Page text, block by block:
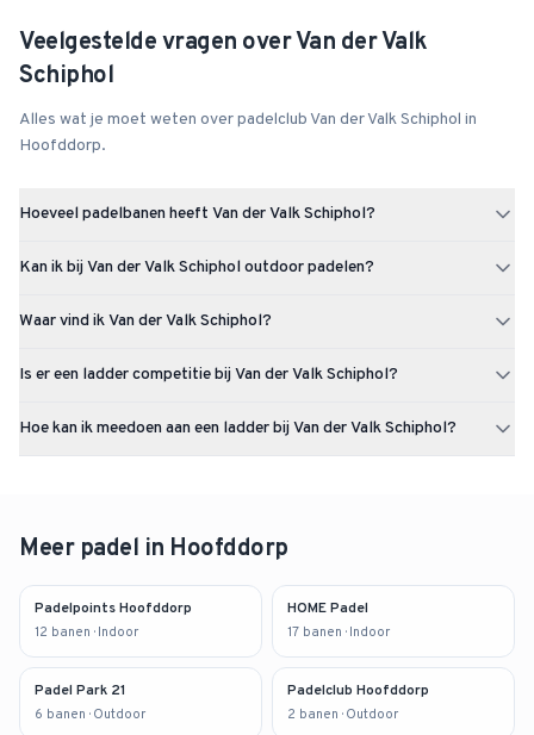
Veelgestelde vragen overVan der Valk
Schiphol
Alles wat je moet weten over padelclub Van der Valk Schiphol in
Hoofddorp.
Hoeveel padelbanen heeft Van der Valk Schiphol?
gevestigd in Hoofddorp.
Kan ik bij Van der Valk Schiphol outdoor padelen?
Waar vind ik Van der Valk Schiphol?
Is er een ladder competitie bij Van der Valk Schiphol?
Schiphol. Via Uppadel kun je een ladder starten of je aanmelden
zodra er een beschikbaar komt.
Hoe kan ik meedoen aan een ladder bij Van der Valk Schiphol?
een team aanmaken. Je wordt ingedeeld op speelsterkte en speelt
op eigen tempo.
Meer padel in Hoofddorp
Padelpoints Hoofddorp
12 banen · Indoor
HOME Padel
17 banen · Indoor
Padel Park 21
6 banen · Outdoor
Padelclub Hoofddorp
2 banen · Outdoor